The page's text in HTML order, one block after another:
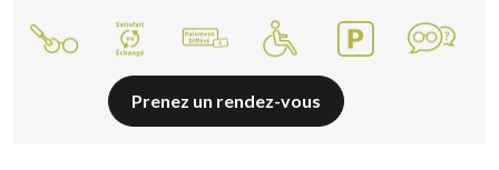
Prenez un rendez-vous